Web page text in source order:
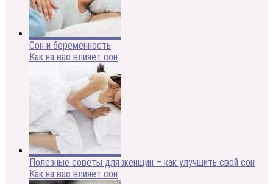
Сон и беременность
Как на вас влияет сон
Полезные советы для женщин – как улучшить свой сон
Как на вас влияет сон